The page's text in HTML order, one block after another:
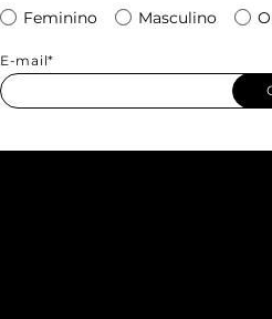
Feminino Masculino
E-mail*